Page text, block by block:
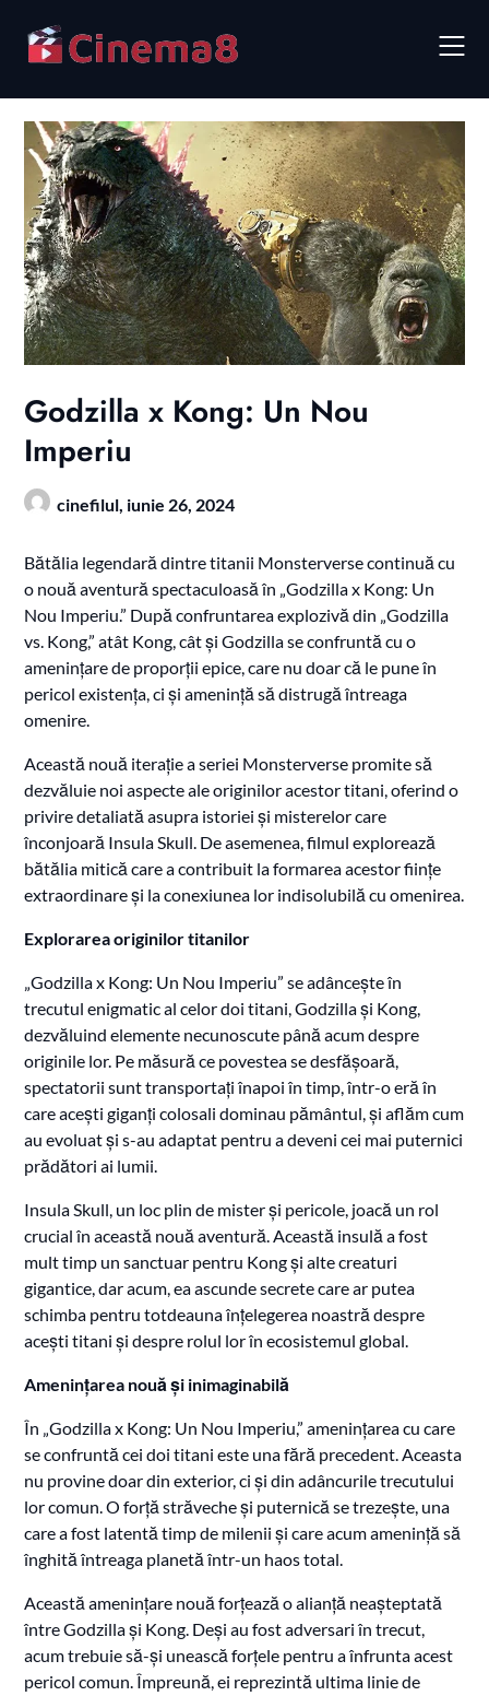
content
Godzilla x Kong: Un Nou
Imperiu
cinefilul, iunie 26, 2024
Bătălia legendară dintre titanii Monsterverse continuă cu
o nouă aventură spectaculoasă în „Godzilla x Kong: Un
Nou Imperiu.” După confruntarea explozivă din „Godzilla
vs. Kong,” atât Kong, cât și Godzilla se confruntă cu o
amenințare de proporții epice, care nu doar că le pune în
pericol existența, ci și amenință să distrugă întreaga
omenire.
Această nouă iterație a seriei Monsterverse promite să
dezvăluie noi aspecte ale originilor acestor titani, oferind o
privire detaliată asupra istoriei și misterelor care
înconjoară Insula Skull. De asemenea, filmul explorează
bătălia mitică care a contribuit la formarea acestor ființe
extraordinare și la conexiunea lor indisolubilă cu omenirea.
Explorarea originilor titanilor
„Godzilla x Kong: Un Nou Imperiu” se adâncește în
trecutul enigmatic al celor doi titani, Godzilla și Kong,
dezvăluind elemente necunoscute până acum despre
originile lor. Pe măsură ce povestea se desfășoară,
spectatorii sunt transportați înapoi în timp, într-o eră în
care acești giganți colosali dominau pământul, și aflăm cum
au evoluat și s-au adaptat pentru a deveni cei mai puternici
prădători ai lumii.
Insula Skull, un loc plin de mister și pericole, joacă un rol
crucial în această nouă aventură. Această insulă a fost
mult timp un sanctuar pentru Kong și alte creaturi
gigantice, dar acum, ea ascunde secrete care ar putea
schimba pentru totdeauna înțelegerea noastră despre
acești titani și despre rolul lor în ecosistemul global.
Amenințarea nouă și inimaginabilă
În „Godzilla x Kong: Un Nou Imperiu,” amenințarea cu care
se confruntă cei doi titani este una fără precedent. Aceasta
nu provine doar din exterior, ci și din adâncurile trecutului
lor comun. O forță străveche și puternică se trezește, una
care a fost latentă timp de milenii și care acum amenință să
înghită întreaga planetă într-un haos total.
Această amenințare nouă forțează o alianță neașteptată
între Godzilla și Kong. Deși au fost adversari în trecut,
acum trebuie să-și unească forțele pentru a înfrunta acest
pericol comun. Împreună, ei reprezintă ultima linie de